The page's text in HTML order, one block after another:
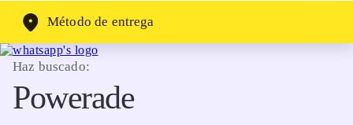
Método de entrega
Haz buscado:
Powerade